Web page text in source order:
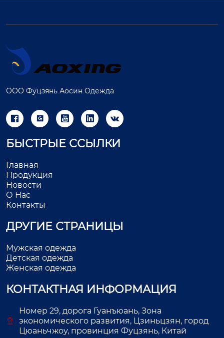
ООО Фуцзянь Аосин Одежда
    
БЫСТРЫЕ ССЫЛКИ
Главная
Продукция
Новости
О Нас
Контакты
ДРУГИЕ СТРАНИЦЫ
Мужская одежда
Детская одежда
Женская одежда
КОНТАКТНАЯ ИНФОРМАЦИЯ
Номер 29, дорога Гуанъюань, Зона
экономического развития, Цзиньцзян, город
Цюаньчжоу, провинция Фуцзянь, Китай